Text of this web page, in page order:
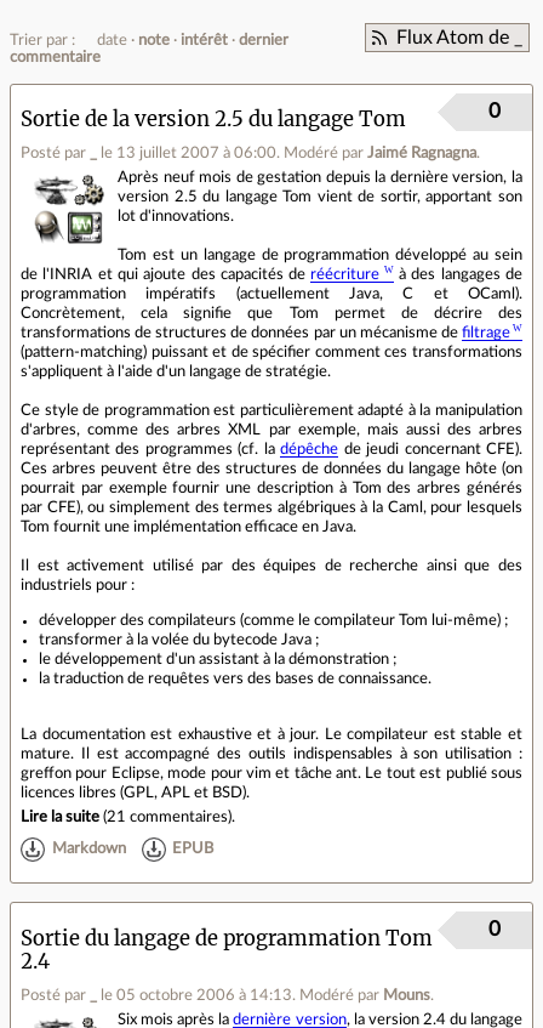
Flux Atom de _
Trier par : date note intérêt
dernier
commentaire
Sortie de la version 2.5 du langage Tom
Posté par le 13 juillet 2007 à 06:00. Modéré par Jaimé Ragnagna.
0
Après neuf mois de gestation depuis la dernière version, la
version 2.5 du langage Tom vient de sortir, apportant son
lot d'innovations.
Tom est un langage de programmation développé au sein
de l'INRIA et qui ajoute des capacités de réécriture
à des langages de
programmation impératifs (actuellement Java, C et OCaml).
Concrètement, cela signifie que Tom permet de décrire des
transformations de structures de données par un mécanisme de filtrage
(pattern-matching) puissant et de spécifier comment ces transformations
s'appliquent à l'aide d'un langage de stratégie.
Ce style de programmation est particulièrement adapté à la manipulation
d'arbres, comme des arbres XML par exemple, mais aussi des arbres
représentant des programmes (cf. ladépêche de jeudi concernant CFE).
Ces arbres peuvent être des structures de données du langage hôte (on
pourrait par exemple fournir une description à Tom des arbres générés
par CFE), ou simplement des termes algébriques à la Caml, pour lesquels
Tom fournit une implémentation efficace en Java.
Il est activement utilisé par des équipes de recherche ainsi que des
industriels pour :
développer des compilateurs (comme le compilateur Tom lui-même) ;
transformer à la volée du bytecode Java ;
le développement d'un assistant à la démonstration ;
la traduction de requêtes vers des bases de connaissance.
La documentation est exhaustive et à jour. Le compilateur est stable et
mature. Il est accompagné des outils indispensables à son utilisation :
greffon pour Eclipse, mode pour vim et tâche ant. Le tout est publié sous
licences libres (GPL, APL et BSD).
Lire la suite (21 commentaires).
Markdown EPUB
Sortie du langage de programmation Tom
2.4
Posté par le 05 octobre 2006 à 14:13. Modéré par Mouns.
0
Six mois après ladernière version, la version 2.4 du langage